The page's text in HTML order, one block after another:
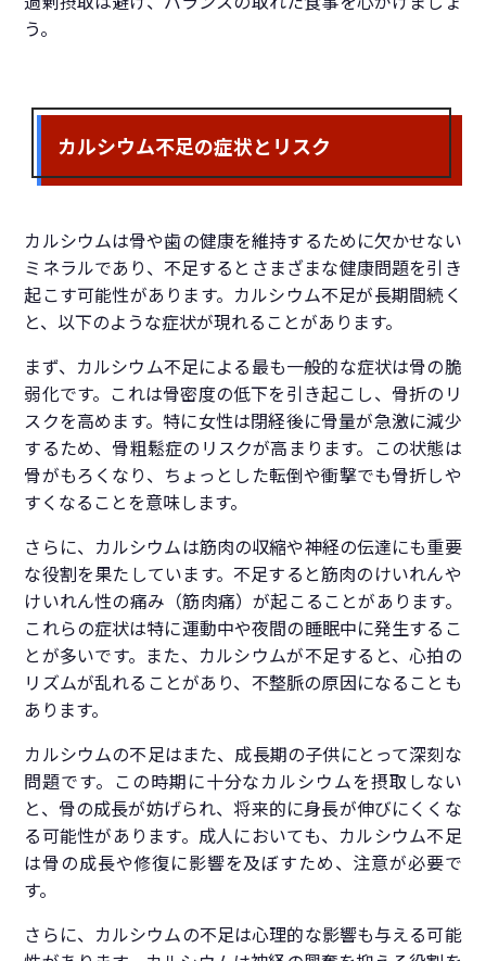
う。
カルシウム不足の症状とリスク
カルシウムは骨や歯の健康を維持するために欠かせない
ミネラルであり、不足するとさまざまな健康問題を引き
起こす可能性があります。カルシウム不足が長期間続く
と、以下のような症状が現れることがあります。
まず、カルシウム不足による最も一般的な症状は骨の脆
弱化です。これは骨密度の低下を引き起こし、骨折のリ
スクを高めます。特に女性は閉経後に骨量が急激に減少
するため、骨粗鬆症のリスクが高まります。この状態は
骨がもろくなり、ちょっとした転倒や衝撃でも骨折しや
すくなることを意味します。
さらに、カルシウムは筋肉の収縮や神経の伝達にも重要
な役割を果たしています。不足すると筋肉のけいれんや
けいれん性の痛み（筋肉痛）が起こることがあります。
これらの症状は特に運動中や夜間の睡眠中に発生するこ
とが多いです。また、カルシウムが不足すると、心拍の
リズムが乱れることがあり、不整脈の原因になることも
あります。
カルシウムの不足はまた、成長期の子供にとって深刻な
問題です。この時期に十分なカルシウムを摂取しない
と、骨の成長が妨げられ、将来的に身長が伸びにくくな
る可能性があります。成人においても、カルシウム不足
は骨の成長や修復に影響を及ぼすため、注意が必要で
す。
さらに、カルシウムの不足は心理的な影響も与える可能